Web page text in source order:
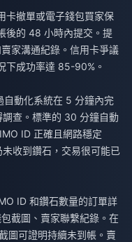
卡撤單或電子錢包買家保
後的 48 小時內提交。提
家溝通紀錄。信用卡爭議
下成功率達 85-90%。
動化系統在 5 分鐘內完
查。標準的 30 分鐘自動
ID 正確且網路穩定
收到鑽石，交易很可能已
ID 和鑽石數量的訂單詳
截圖、賣家聯繫紀錄。在
圖可證明持續未到帳。賣